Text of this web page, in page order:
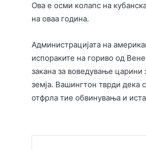
Ова е осми колапс на
на оваа година.
Администрацијата на
испораките на гориво од
закана за воведување царини
земја. Вашингтон тврди дека
отфрла тие обвинувања и